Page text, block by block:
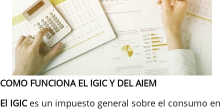
COMO FUNCIONA EL IGIC Y DEL AIEM
El IGICes un impuesto general sobre el consumo en